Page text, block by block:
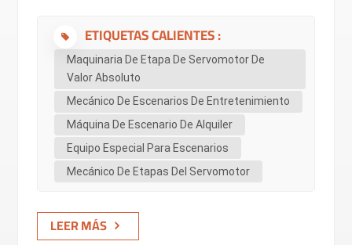
rápida en teatros, conciertos y espectáculos en vivo.
Mediante la integración profunda de los servomotores de
valor absoluto con la maquinaria escénica (como
deslizantes, servopolipastos y cabrestantes), logra una
precisión de posicionamiento milimétrica y un movimiento
sin errores acumulativos bajo un control de bucle cerrado
los codificadores increme...
ETIQUETAS CALIENTES :
Maquinaria De Etapa De Servomotor De
Valor Absoluto
Mecánico De Escenarios De Entretenimiento
Máquina De Escenario De Alquiler
Equipo Especial Para Escenarios
Mecánico De Etapas Del Servomotor
LEER MÁS